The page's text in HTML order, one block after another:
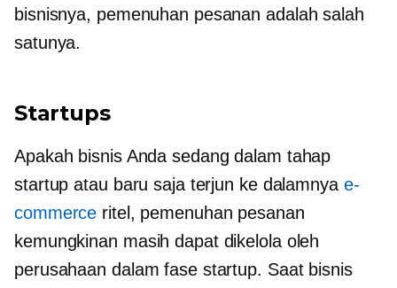
bisnisnya, pemenuhan pesanan adalah salah
satunya.
Startups
Apakah bisnis Anda sedang dalam tahap
startup atau baru saja terjun ke dalamnya e-
commerce ritel, pemenuhan pesanan
kemungkinan masih dapat dikelola oleh
perusahaan dalam fase startup. Saat bisnis